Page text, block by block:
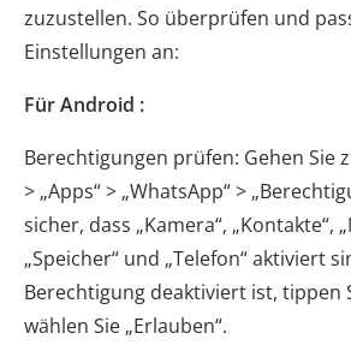
zuzustellen. So überprüfen und
Einstellungen an:
Für Android :
Berechtigungen prüfen: Gehen Sie
> „Apps“ > „WhatsApp“ >
sicher, dass „Kamera“, „Kontakte“,
„Speicher“ und „Telefon“ aktiviert
Berechtigung deaktiviert ist, tippen
wählen Sie „Erlauben“.